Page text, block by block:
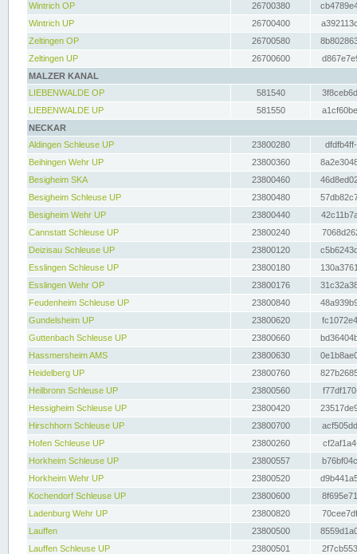
Wintrich OP
26700380
Wintrich UP
26700400
Zeltingen OP
26700580
Zeltingen UP
26700600
MALZER KANAL
LIEBENWALDE OP
581540
LIEBENWALDE UP
581550
NECKAR
Aldingen Schleuse UP
23800280
Beihingen Wehr UP
23800360
Besigheim SKA
23800460
Besigheim Schleuse UP
23800480
Besigheim Wehr UP
23800440
Cannstatt Schleuse UP
23800240
Deizisau Schleuse UP
23800120
Esslingen Schleuse UP
23800180
Esslingen Wehr OP
23800176
Feudenheim Schleuse UP
23800840
Gundelsheim UP
23800620
Guttenbach Schleuse UP
23800660
Hassmersheim AMS
23800630
Heidelberg UP
23800760
Heilbronn Schleuse UP
23800560
Hessigheim Schleuse UP
23800420
Hirschhorn Schleuse UP
23800700
Hofen Schleuse UP
23800260
Horkheim Schleuse UP
23800557
Horkheim Wehr UP
23800520
Kochendorf Schleuse UP
23800600
Ladenburg Wehr UP
23800820
Lauffen
23800500
Lauffen Schleuse UP
23800501